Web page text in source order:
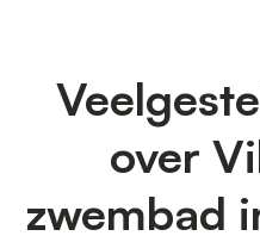
over
zwembad